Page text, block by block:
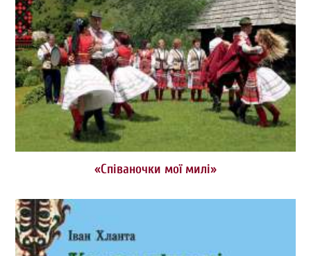
«Співаночки мої милі»